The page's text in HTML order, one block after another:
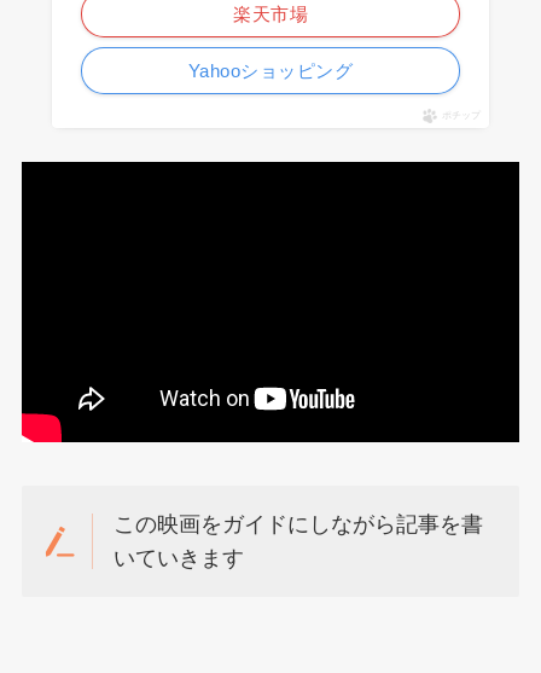
楽天市場
Yahooショッピング
ポチップ
この映画をガイドにしながら記事を書
いていきます